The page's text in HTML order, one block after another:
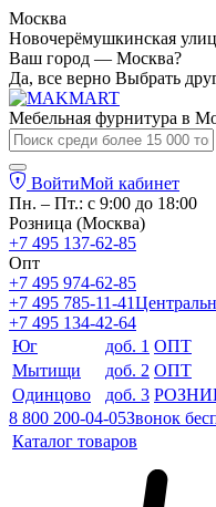
Москва
Новочерёмушкинская
Ваш город — Москва?
Да, все верно Выбрать
Мебельная фурнитура в
ВойтиМой кабинет
Пн. – Пт.: с 9:00 до 18:00
Розница (Москва)
+7 495 137-62-85
Опт
+7 495 974-62-85
+7 495 785-11-41
+7 495 134-42-64
Юг
доб. 1 ОПТ
Мытищи
доб. 2 ОПТ
Одинцово
доб. 3
8 800 200-04-05Звонок
Каталог товаров